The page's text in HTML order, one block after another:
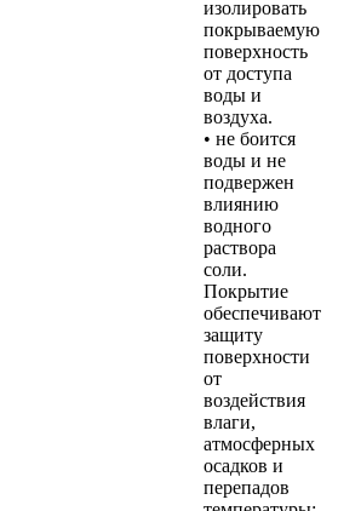
изолировать
покрываемую
поверхность
от доступа
воды и
воздуха.
• не боится
воды и не
подвержен
влиянию
водного
раствора
соли.
Покрытие
обеспечивают
защиту
поверхности
от
воздействия
влаги,
атмосферных
осадков и
перепадов